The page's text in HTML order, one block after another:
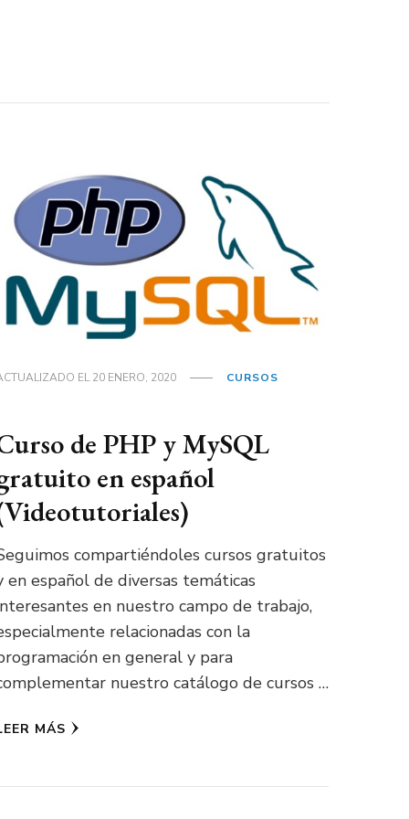
EL20 ENERO, 2020 CURSOS
de PHP y MySQL
en español
compartiéndoles cursos gratuitos
en español de diversas temáticas
en nuestro campo de trabajo,
relacionadas con la
en general y para
nuestro catálogo de cursos …
MÁS